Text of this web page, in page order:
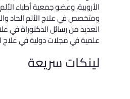
الأروبية، وعضو جمعية أطباء
ومتخصص في علاج الألم الحاد
العديد من رسائل الدكتوراة في
علمية في مجلات دولية في علاج
لينكات سريعة